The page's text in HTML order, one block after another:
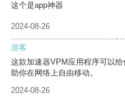
这个是app神器
2024-08-26
游客
这款加速器VPM应用程序可以
助你在网络上自由移动。
2024-08-26